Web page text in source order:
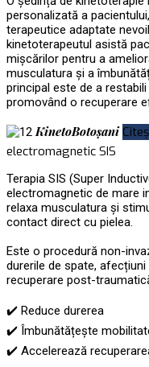
personalizată a
terapeutice adaptate
kinetoterapeutul asistă
mișcărilor pentru a
musculatura și a
principal este de a
promovând o recuperare
KinetoBotoșani
electromagnetic SIS
Terapia SIS (Super
electromagnetic de mare
relaxa musculatura și
contact direct cu pielea.
Este o procedură non-
durerile de spate,
recuperare post-
✔️ Reduce durerea
✔️ Îmbunătățește
✔️ Accelerează